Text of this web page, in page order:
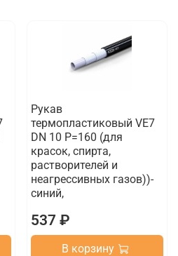
Рукав
термопластиковый VE7
DN 10 P=160 (для
красок, спирта,
растворителей и
неагрессивных газов))-
синий,
537 ₽
В корзину